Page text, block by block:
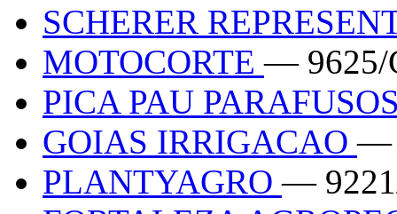
SCHERER
MOTOCORTE— 9625/
PICA PAU
GOIAS IRRIGACAO—
PLANTYAGRO—